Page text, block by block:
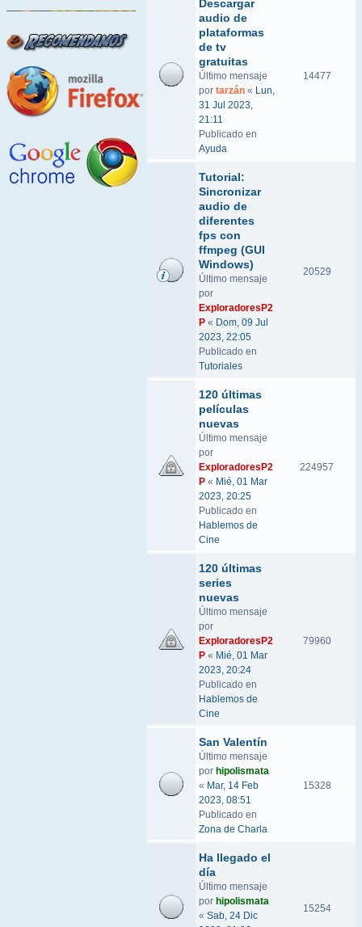
Descargar
audio de
plataformas
de tv
gratuitas
Último mensaje
por tarzán « Lun,
31 Jul 2023,
21:11
Publicado en
Ayuda
14477
Tutorial:
Sincronizar
audio de
diferentes
fps con
ffmpeg (GUI
Windows)
Último mensaje
por
ExploradoresP2
P « Dom, 09 Jul
2023, 22:05
Publicado en
Tutoriales
20529
120 últimas
películas
nuevas
Último mensaje
por
ExploradoresP2
P « Mié, 01 Mar
2023, 20:25
Publicado en
Hablemos de
Cine
224957
120 últimas
series
nuevas
Último mensaje
por
ExploradoresP2
P « Mié, 01 Mar
2023, 20:24
Publicado en
Hablemos de
Cine
79960
San Valentín
Último mensaje
por hipolismata
« Mar, 14 Feb
2023, 08:51
Publicado en
Zona de Charla
15328
Ha llegado el
día
Último mensaje
por hipolismata
« Sab, 24 Dic
15254